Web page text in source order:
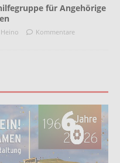
für Angehörige
Heino
Kommentare